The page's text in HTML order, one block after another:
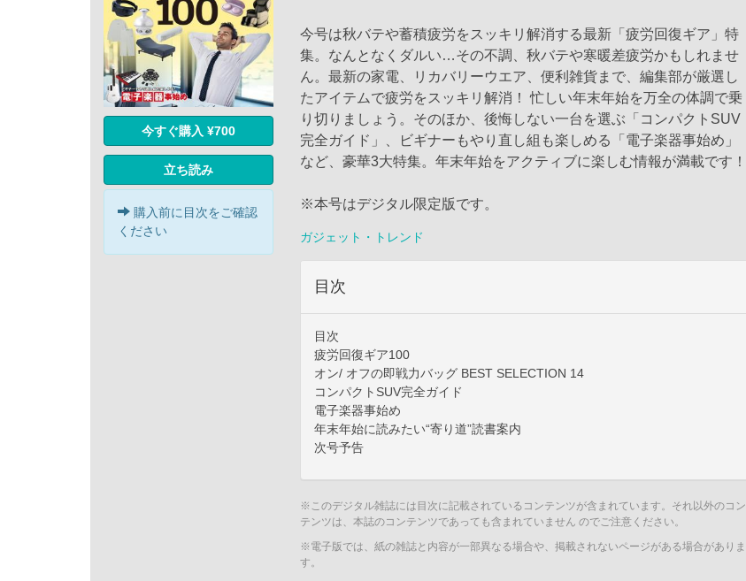
今すぐ購入 ¥700
立ち読み
購入前に目次をご確認
ください
今号は秋バテや蓄積疲労をスッキリ解消する最新「疲労回復ギア」特
集。なんとなくダルい…その不調、秋バテや寒暖差疲労かもしれませ
ん。最新の家電、リカバリーウエア、便利雑貨まで、編集部が厳選し
たアイテムで疲労をスッキリ解消！ 忙しい年末年始を万全の体調で乗
り切りましょう。そのほか、後悔しない一台を選ぶ「コンパクトSUV
完全ガイド」、ビギナーもやり直し組も楽しめる「電子楽器事始め」
など、豪華3大特集。年末年始をアクティブに楽しむ情報が満載です！
※本号はデジタル限定版です。
ガジェット・トレンド
目次
目次
疲労回復ギア100
オン/ オフの即戦力バッグ BEST SELECTION 14
コンパクトSUV完全ガイド
電子楽器事始め
年末年始に読みたい“寄り道”読書案内
次号予告
※このデジタル雑誌には目次に記載されているコンテンツが含まれています。それ以外のコン
テンツは、本誌のコンテンツであっても含まれていません のでご注意ください。
※電子版では、紙の雑誌と内容が一部異なる場合や、掲載されないページがある場合がありま
す。